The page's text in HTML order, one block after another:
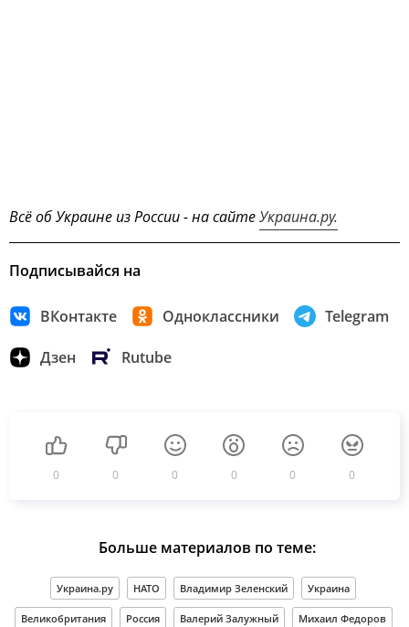
Всё об Украине из России - на сайтеУкраина.ру.
Подписывайся на
ВКонтакте Одноклассники Telegram
Дзен Rutube
0 0 0 0 0 0
Больше материалов по теме:
Украина.ру НАТО Владимир Зеленский Украина
Великобритания Россия Валерий Залужный Михаил Федоров